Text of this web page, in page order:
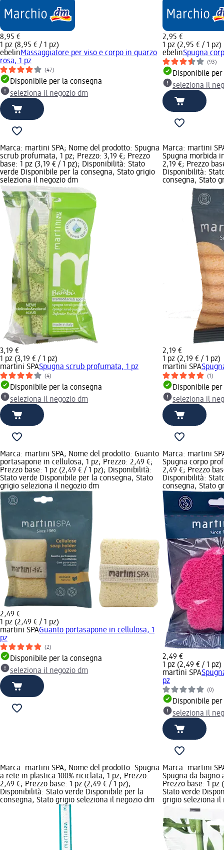
8,95 €
1 pz (8,95 € / 1 pz)
ebelinMassaggiatore per viso e corpo in quarzo
rosa, 1 pz
(47)
Disponibile per la consegna
seleziona il negozio dm
2,95 €
1 pz (2,95 € / 1 pz)
ebelinSpugna
(93)
Disponibile
seleziona il
Marca: martini SPA; Nome del prodotto: Spugna
scrub profumata, 1 pz; Prezzo: 3,19 €; Prezzo
base: 1 pz (3,19 € / 1 pz); Disponibilità: Stato
verde Disponibile per la consegna, Stato grigio
seleziona il negozio dm
3,19 €
1 pz (3,19 € / 1 pz)
martini SPASpugna scrub profumata, 1 pz
(4)
Disponibile per la consegna
seleziona il negozio dm
Marca: martini
Spugna morbida
2,19 €; Prezzo
Disponibilità:
consegna, Stato
2,19 €
1 pz (2,19 € / 1 pz)
martini SPA
(1)
Disponibile
seleziona il
Marca: martini SPA; Nome del prodotto: Guanto
portasapone in cellulosa, 1 pz; Prezzo: 2,49 €;
Prezzo base: 1 pz (2,49 € / 1 pz); Disponibilità:
Stato verde Disponibile per la consegna, Stato
grigio seleziona il negozio dm
2,49 €
1 pz (2,49 € / 1 pz)
martini SPAGuanto portasapone in cellulosa, 1
pz
(2)
Disponibile per la consegna
seleziona il negozio dm
Marca: martini
Spugna corpo
2,49 €; Prezzo
Disponibilità:
consegna, Stato
2,49 €
1 pz (2,49 € / 1 pz)
martini SPA
pz
(0)
Disponibile
seleziona il
Marca: martini SPA; Nome del prodotto: Spugna
a rete in plastica 100% riciclata, 1 pz; Prezzo:
2,49 €; Prezzo base: 1 pz (2,49 € / 1 pz);
Disponibilità: Stato verde Disponibile per la
consegna, Stato grigio seleziona il negozio dm
Marca: martini
Spugna da bagno
Prezzo base: 1
Stato verde
grigio seleziona il